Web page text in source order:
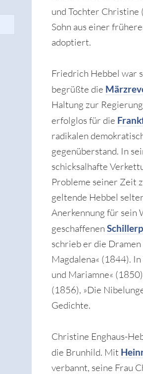
und Tochter Christine
Sohn aus einer
adoptiert.
Friedrich Hebbel war
begrüßte die
Haltung zur
erfolglos für die
radikalen
gegenüberstand. In
schicksalhafte
Probleme seiner Zeit
geltende Hebbel
Anerkennung für sein
geschaffenen
schrieb er die
Magdalena« (1844).
und Mariamne«
(1856), »Die
Gedichte.
Christine Enghaus-
die Brunhild. Mit
verbannt, seine Frau